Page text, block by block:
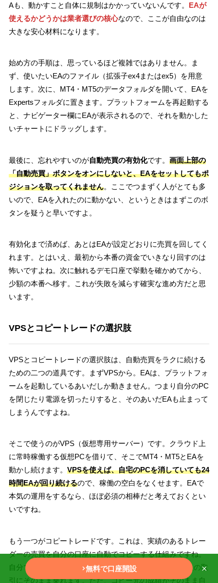
Aも、動かすこと自体に規制はかかっていないんです。 EAが
使えるかどうかは業者選びの核心なので、ここが自由なのは
大きな安心材料になります。
始め方の手順は、思っているほど複雑ではありません。ま
ず、使いたいEAのファイル（拡張子ex4またはex5）を用意
します。次に、MT4・MT5のデータフォルダを開いて、EAを
Expertsフォルダに置きます。プラットフォームを再起動する
と、ナビゲーター欄にEAが表示されるので、それを動かした
いチャートにドラッグします。
最後に、忘れやすいのが自動売買の有効化です。 画面上部の
「自動売買」ボタンをオンにしないと、EAをセットしてもポ
ジションを取ってくれません。ここでつまずく人がとても多
いので、EAを入れたのに動かない、というときはまずこのボ
タンを疑うと早いですよ。
有効化まで済めば、あとはEAが設定どおりに売買を回してく
れます。とはいえ、最初から本番の資金でいきなり回すのは
怖いですよね。次に触れるデモ口座で挙動を確かめてから、
少額の本番へ移す。これが失敗を減らす確実な進め方だと思
います。
VPSとコピートレードの選択肢
VPSとコピートレードの選択肢は、自動売買をラクに続ける
ための二つの道具です。まずVPSから。EAは、プラットフォ
ームを起動しているあいだしか動きません。つまり自分のPC
を閉じたり電源を切ったりすると、そのあいだEAも止まって
しまうんですよね。
そこで使うのがVPS（仮想専用サーバー）です。クラウド上
に常時稼働する仮想PCを借りて、そこでMT4・MT5とEAを
動かし続けます。 VPSを使えば、自宅のPCを消していても24
時間EAが回り続けるので、稼働の空白をなくせます。EAで
本気の運用をするなら、ほぼ必須の相棒だと考えておくとい
いですね。
もう一つがコピートレードです。これは、実績のあるトレー
ダーの売買を自分の口座に自動でコピーする仕組みですね。
自分でEAを組んだり選んだりする自信がなくても、他人の取
引にそのまま乗れます。ただ、コピー元の成績がそのまま自
無料で口座開設 ×